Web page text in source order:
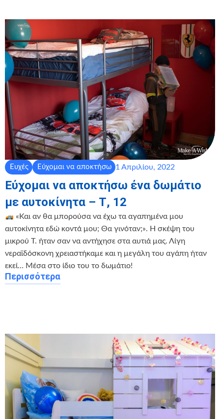
Ευχές Εύχομαι να αποκτήσω 1 Απριλίου, 2022
Εύχομαι να αποκτήσω ένα δωμάτιο
με αυτοκίνητα – Τ, 12
«Και αν θα μπορούσα να έχω τα αγαπημένα μου
αυτοκίνητα εδώ κοντά μου; Θα γινόταν;». Η σκέψη του
μικρού Τ. ήταν σαν να αντήχησε στα αυτιά μας. Λίγη
νεραϊδόσκονη χρειαστήκαμε και η μεγάλη του αγάπη ήταν
εκεί… Μέσα στο ίδιο του το δωμάτιο!
Περισσότερα